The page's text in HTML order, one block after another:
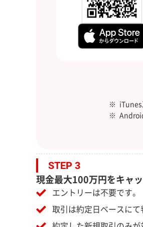
iTunes
STEP 3
現金最大100万円をキャ
エントリーは不要です。
取引は約定日ベースにて